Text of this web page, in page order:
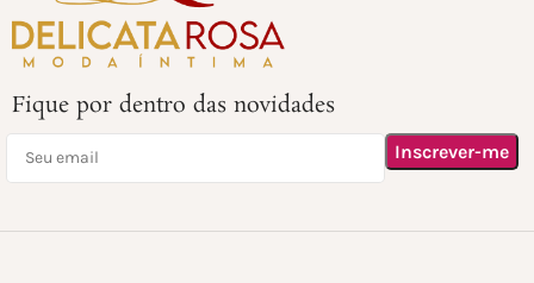
Fique por dentro das novidades